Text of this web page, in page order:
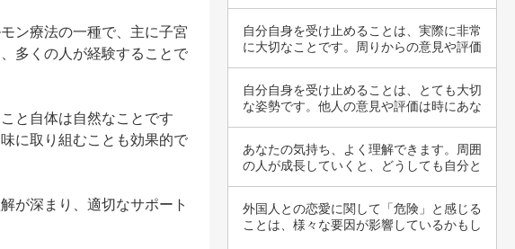
ン療法の一種で、主に子宮
多くの人が経験することで
と自体は自然なことです
に取り組むことも効果的で
が深まり、適切なサポート
自分自身を受け止めることは、実際に非常
に大切なことです。周りからの意見や評価
自分自身を受け止めることは、とても大切
な姿勢です。他人の意見や評価は時にあな
あなたの気持ち、よく理解できます。周囲
の人が成長していくと、どうしても自分と
外国人との恋愛に関して「危険」と感じる
ことは、様々な要因が影響しているかもし